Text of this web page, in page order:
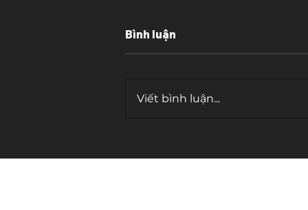
Bình luận
Viết bình luận...